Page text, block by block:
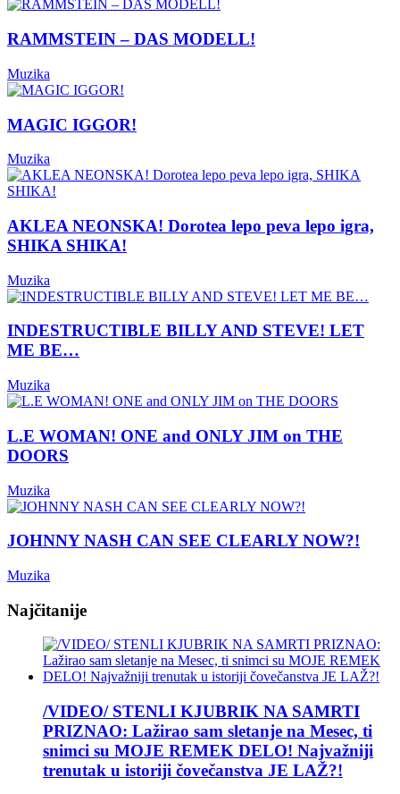
RAMMSTEIN – DAS MODELL!
Muzika
MAGIC IGGOR!
Muzika
AKLEA NEONSKA! Dorotea lepo peva lepo igra,
SHIKA SHIKA!
Muzika
INDESTRUCTIBLE BILLY AND STEVE! LET
ME BE…
Muzika
L.E WOMAN! ONE and ONLY JIM on THE
DOORS
Muzika
JOHNNY NASH CAN SEE CLEARLY NOW?!
Muzika
Najčitanije
/VIDEO/ STENLI KJUBRIK NA SAMRTI
PRIZNAO: Lažirao sam sletanje na Mesec, ti
snimci su MOJE REMEK DELO! Najvažniji
trenutak u istoriji čovečanstva JE LAŽ?!